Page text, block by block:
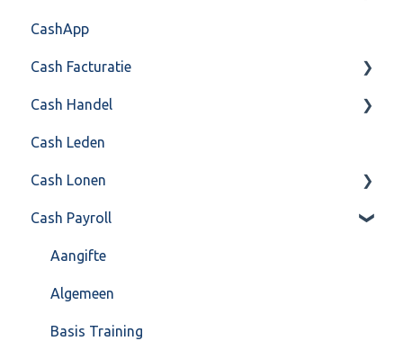
Overig
Algemeen gebruik
Api 3.0 (SOAP API)
API 4.0 (REST API)
Veel gestelde vragen
CashApp
Cash Facturatie
Factureren
Instellingen
Algemeen
Formulierlayout
Cash Handel
Inkoop
Verkoop
Voorraad
Overig
VoorraadService & Onderhoud
Cash Leden
Cash Lonen
Algemeen
Inrichting
Jaarafsluiting
Salarisberekening
Cash Payroll
Aangifte
Algemeen
Basis Training